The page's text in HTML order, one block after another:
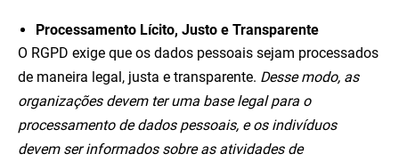
Processamento Lícito, Justo e Transparente
O RGPD exige que os dados pessoais sejam processados
de maneira legal, justa e transparente. Desse modo, as
organizações devem ter uma base legal para o
processamento de dados pessoais, e os indivíduos
devem ser informados sobre as atividades de